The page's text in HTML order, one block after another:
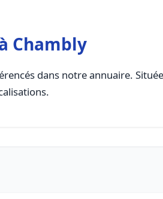
Chambly
dans notre annuaire.